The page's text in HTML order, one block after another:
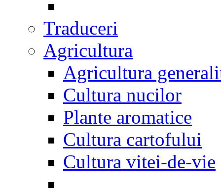
Traduceri
Agricultura
Agricultura
Cultura nucilor
Plante aromatice
Cultura cartofului
Cultura vitei-de-vie